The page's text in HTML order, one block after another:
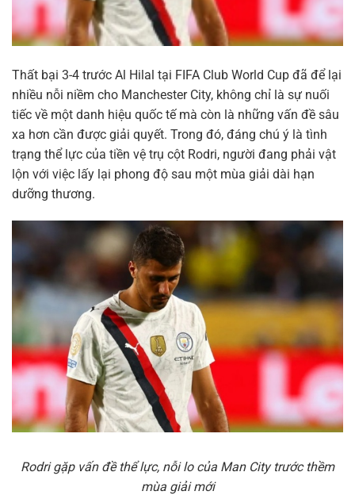
Thất bại 3-4 trước Al Hilal tại FIFA Club World Cup đã để lại
nhiều nỗi niềm cho Manchester City, không chỉ là sự nuối
tiếc về một danh hiệu quốc tế mà còn là những vấn đề sâu
xa hơn cần được giải quyết. Trong đó, đáng chú ý là tình
trạng thể lực của tiền vệ trụ cột Rodri, người đang phải vật
lộn với việc lấy lại phong độ sau một mùa giải dài hạn
dưỡng thương.
Rodri gặp vấn đề thể lực, nỗi lo của Man City trước thềm
mùa giải mới